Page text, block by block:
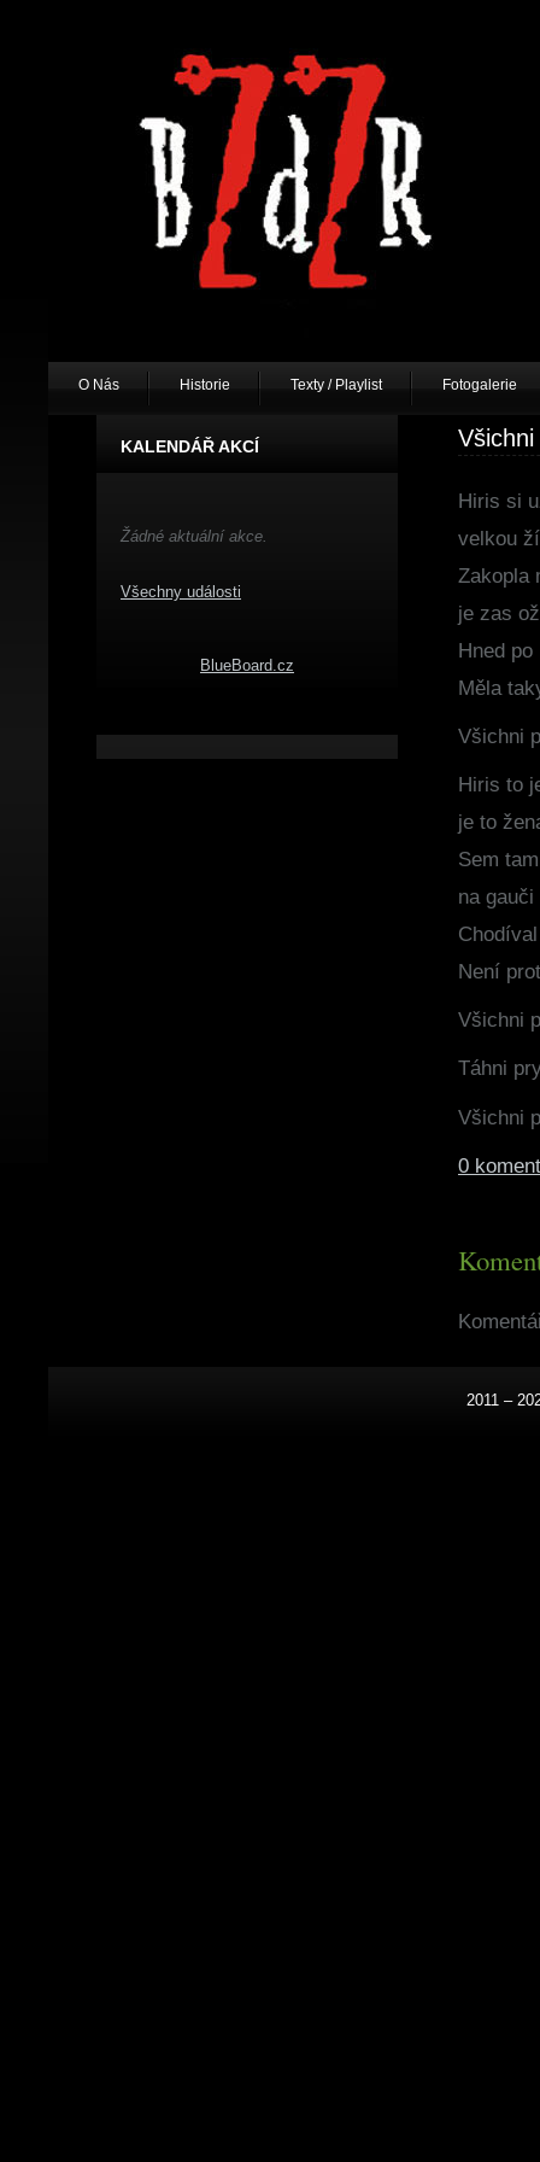
O Nás Historie Texty / Playlist Fotogalerie
Všichni
Hiris si
velkou
Zakopla
je zas
Hned
Měla
Všichni
Hiris to
je to
Sem
na
Není
Všichni
Táhni
Všichni
0
KALENDÁŘ AKCÍ
Žádné aktuální akce.
Všechny události
BlueBoard.cz
2011 –